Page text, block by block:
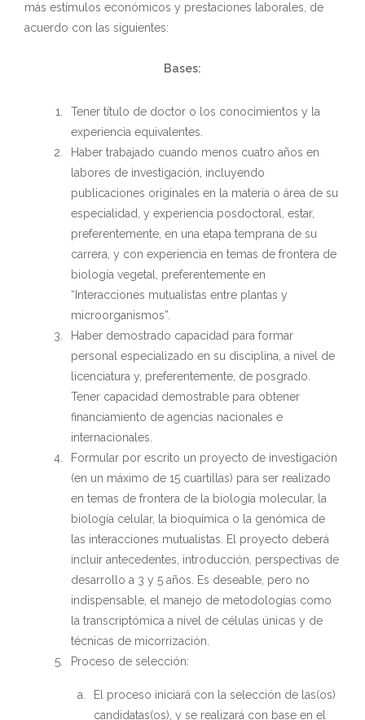
más estímulos económicos y prestaciones laborales, de
acuerdo con las siguientes:
Bases:
Tener título de doctor o los conocimientos y la
experiencia equivalentes.
Haber trabajado cuando menos cuatro años en
labores de investigación, incluyendo
publicaciones originales en la materia o área de su
especialidad, y experiencia posdoctoral, estar,
preferentemente, en una etapa temprana de su
carrera, y con experiencia en temas de frontera de
biología vegetal, preferentemente en
“Interacciones mutualistas entre plantas y
microorganismos”.
Haber demostrado capacidad para formar
personal especializado en su disciplina, a nivel de
licenciatura y, preferentemente, de posgrado.
Tener capacidad demostrable para obtener
financiamiento de agencias nacionales e
internacionales.
Formular por escrito un proyecto de investigación
(en un máximo de 15 cuartillas) para ser realizado
en temas de frontera de la biología molecular, la
biología celular, la bioquímica o la genómica de
las interacciones mutualistas. El proyecto deberá
incluir antecedentes, introducción, perspectivas de
desarrollo a 3 y 5 años. Es deseable, pero no
indispensable, el manejo de metodologías como
la transcriptómica a nivel de células únicas y de
técnicas de micorrización.
Proceso de selección:
El proceso iniciará con la selección de las(os)
candidatas(os), y se realizará con base en el